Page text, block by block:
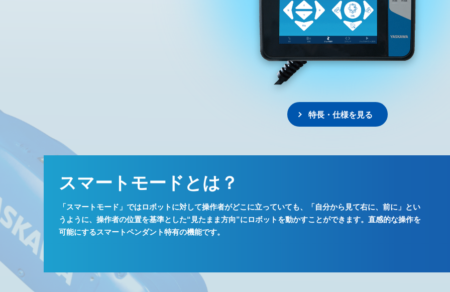
特長・仕様を見る
スマートモードとは？
「スマートモード」ではロボットに対して操作者がどこに立っていても、「自分から見て右に、前に」とい
うように、操作者の位置を基準とした“見たまま方向”にロボットを動かすことができます。直感的な操作を
可能にするスマートペンダント特有の機能です。